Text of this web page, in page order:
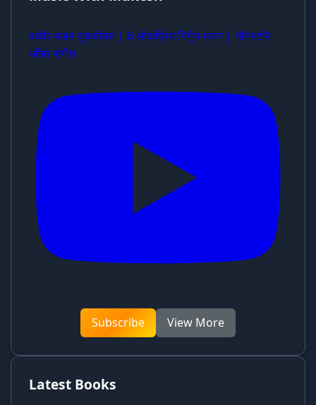
कबीर भजन जुकबॉक्स | 6 लोकप्रिय निर्गुण भजन | नॉनस्टॉप
भक्ति संगीत
Subscribe View More
Latest Books